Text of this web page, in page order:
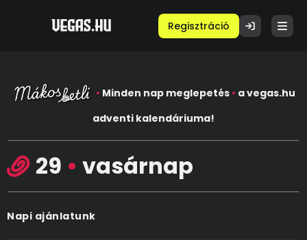
Regisztráció
• Minden nap meglepetés • a vegas.hu
adventi kalendáriuma!
29 • vasárnap
Napi ajánlatunk